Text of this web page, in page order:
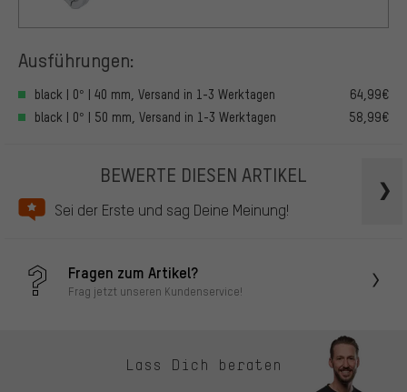
Ausführungen:
black | 0° | 40 mm, Versand in 1-3 Werktagen
64,99€
black | 0° | 50 mm, Versand in 1-3 Werktagen
58,99€
BEWERTE DIESEN ARTIKEL
Sei der Erste und sag Deine Meinung!
Fragen zum Artikel?
Frag jetzt unseren Kundenservice!
Lass Dich beraten